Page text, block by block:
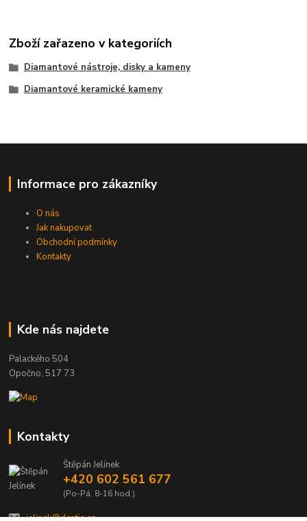
Zboží zařazeno v kategoriích
Diamantové nástroje, disky a kameny
Diamantové keramické kameny
Informace pro zákazníky
O nás
Jak nakupovat
Obchodní podmínky
Kontakty
Kde nás najdete
Palackého 504
Opočno, 517 73
Kontakty
Štěpán Jelínek
+420 602 561 677
(Po-Pá, 8-16 hod.)
jelinek@dentia.cz